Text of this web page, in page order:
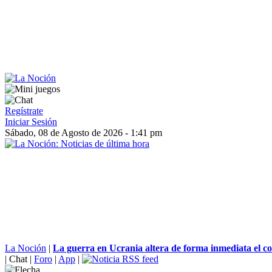
Regístrate
Iniciar Sesión
Sábado, 08 de Agosto de 2026 - 1:41 pm
La Noción | La guerra en Ucrania altera de forma inmediata el
| Chat | Foro | App |